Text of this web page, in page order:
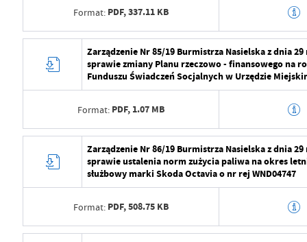
Opublikował Radosław
Data ostatniej aktualizacji 2024-08-01
Ostatnio zaktualizował Radosław
Format: PDF,337.11 KB
Wytworzył Radosław
Data ostatniej aktualizacji 2024-08-01
Ostatnio zaktualizował Radosław
Zarządzenie Nr 85/19 Burmistrza Nasielska z dnia
sprawie zmiany Planu rzeczowo - finansowego na
Funduszu Świadczeń Socjalnych w Urzędzie
Format: PDF, 1.07 MB
Wytworzył Radosław
Zarządzenie Nr 86/19 Burmistrza Nasielska z dnia
sprawie ustalenia norm zużycia paliwa na okres
służbowy marki Skoda Octavia o nr rej WND04747
Format: PDF,508.75 KB